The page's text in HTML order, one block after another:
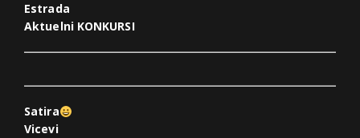
Estrada
Aktuelni KONKURSI
Satira
Vicevi